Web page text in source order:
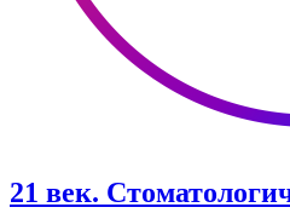
21 век.